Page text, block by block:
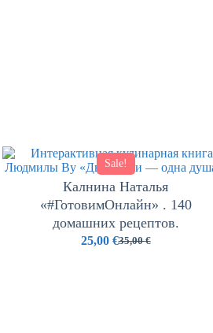
Sale!
Калнина Наталья
«#ГотовимОнлайн» . 140
домашних рецептов.
35,00€
25,00 €